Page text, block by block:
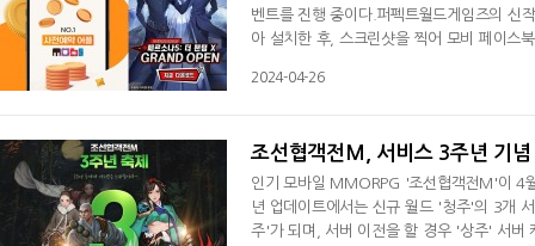
벤트를 진행 중이다.퍼펙트월드게임즈의
아 설치한 후, 스크린샷을 찍어 모비 페이스
는 모든 이용자들에게 100 MCP(모비코인
2024-04-26
조선협객전M, 서비스 3주년 기
인기 모바일 MMORPG '조선협객전M'이 4
년 업데이트에서는 신규 월드 '청주'의 3개
주'가 되며, 서버 이전을 할 경우 '상주' 서버